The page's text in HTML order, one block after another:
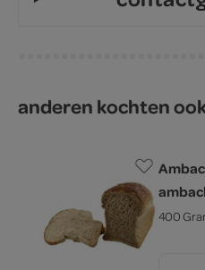
anderen kochten
400